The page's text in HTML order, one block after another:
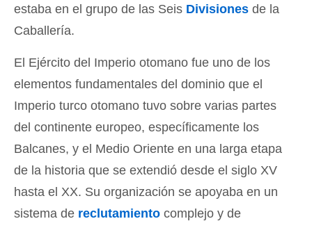
estaba en el grupo de las Seis Divisiones de la
Caballería.
El Ejército del Imperio otomano fue uno de los
elementos fundamentales del dominio que el
Imperio turco otomano tuvo sobre varias partes
del continente europeo, específicamente los
Balcanes, y el Medio Oriente en una larga etapa
de la historia que se extendió desde el siglo XV
hasta el XX. Su organización se apoyaba en un
sistema de reclutamiento complejo y de